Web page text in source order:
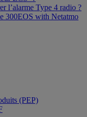
l’alarme Type 4 radio ?
300EOS with Netatmo
(PEP)